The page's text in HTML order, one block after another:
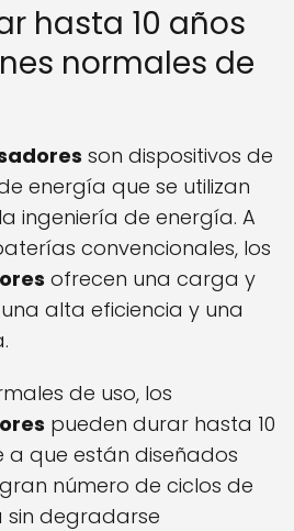
hasta 10 años
normales de
son dispositivos de
energía que se utilizan
ingeniería de energía. A
convencionales, los
ofrecen una carga y
alta eficiencia y una
de uso, los
pueden durar hasta 10
a que están diseñados
número de ciclos de
degradarse